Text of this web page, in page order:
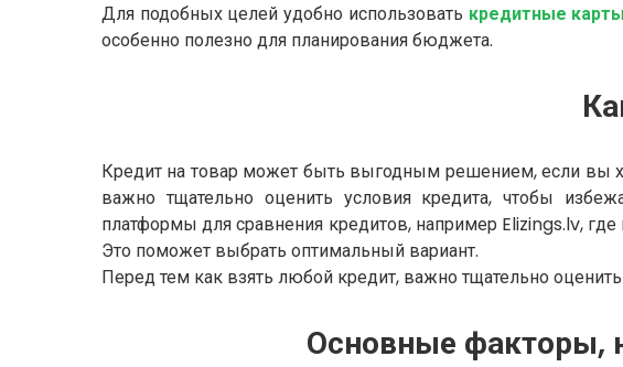
Для подобных целей удобно использовать кредитные карты
особенно полезно для планирования бюджета.
Кредит на товар может быть выгодным решением, если вы
важно тщательно оценить условия кредита, чтобы
платформы для сравнения кредитов, например Elizings.lv,
Это поможет выбрать оптимальный вариант.
Перед тем как взять любой кредит, важно тщательно
Основные факторы,